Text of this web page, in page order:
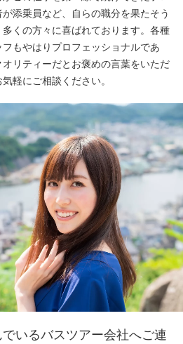
添乗員など、自らの職分を果たそう
くの方々に喜ばれております。各種
もやはりプロフェッショナルであ
リティーだとお褒めの言葉をいただ
軽にご相談ください。
いるバスツアー会社へご連